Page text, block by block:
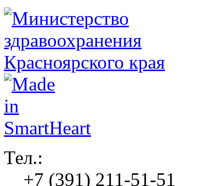
Тел.:
+7 (391) 211-51-51